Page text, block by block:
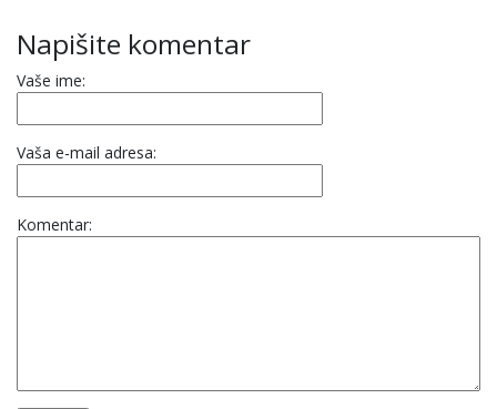
Napišite komentar
Vaše ime:
Vaša e-mail adresa:
Komentar: